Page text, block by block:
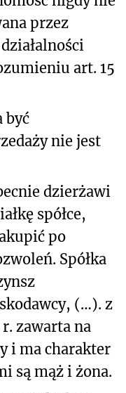
przez
art. 15
być
nie jest
dzierżawi
spółce,
po
Spółka
(…). z
zawarta na
i ma charakter
są mąż i żona.